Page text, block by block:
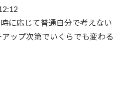
に応じて普通自分で考えない
ップ次第でいくらでも変わる